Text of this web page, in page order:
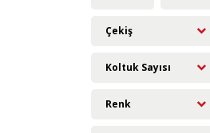
Çekiş
Koltuk Sayısı
Renk